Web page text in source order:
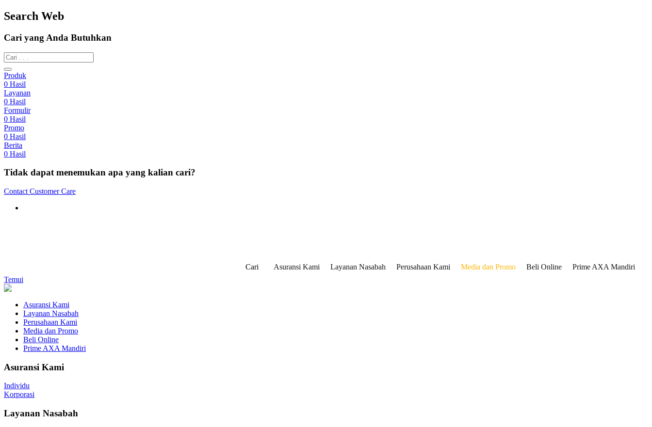
Search Web
Cari yang Anda Butuhkan
Produk
0 Hasil
Layanan
0 Hasil
Formulir
0 Hasil
Promo
0 Hasil
Berita
0 Hasil
Tidak dapat menemukan apa yang kalian cari?
Contact Customer Care
Cari Asuransi Kami Layanan Nasabah Perusahaan Kami Media dan Promo Beli Online
Prime AXA Mandiri
Temui
Asuransi Kami
Layanan Nasabah
Perusahaan Kami
Media dan Promo
Beli Online
Prime AXA Mandiri
Asuransi Kami
Individu
Korporasi
Layanan Nasabah